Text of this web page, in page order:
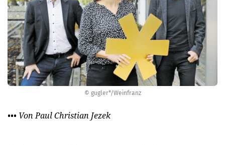
© gugler*/Weinfranz
••• Von Paul Christian Jezek